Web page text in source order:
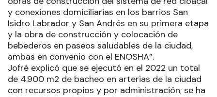
y conexiones domiciliarias en los barrios San
Isidro Labrador y San Andrés en su primera etapa
y la obra de construcción y colocación de
bebederos en paseos saludables de la ciudad,
ambas en convenio con el ENOSHA”.
Jofré explicó que se ejecutó en el 2022 un total
de 4.900 m2 de bacheo en arterias de la ciudad
con recursos propios y por administración; se ha